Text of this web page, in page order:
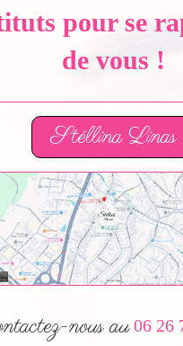
pour se
de vous !
Stéllina Linas
nous au 06 26